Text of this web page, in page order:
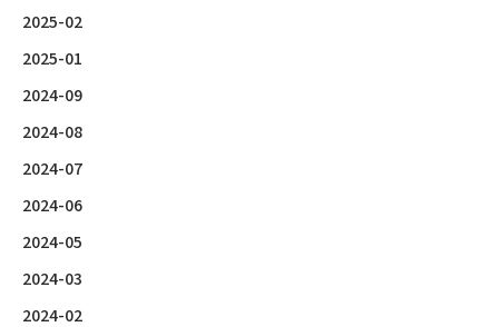
2025-02
2025-01
2024-09
2024-08
2024-07
2024-06
2024-05
2024-03
2024-02